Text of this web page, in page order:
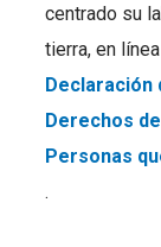
centrado su
tierra, en
Declaración
Derechos
Personas
.